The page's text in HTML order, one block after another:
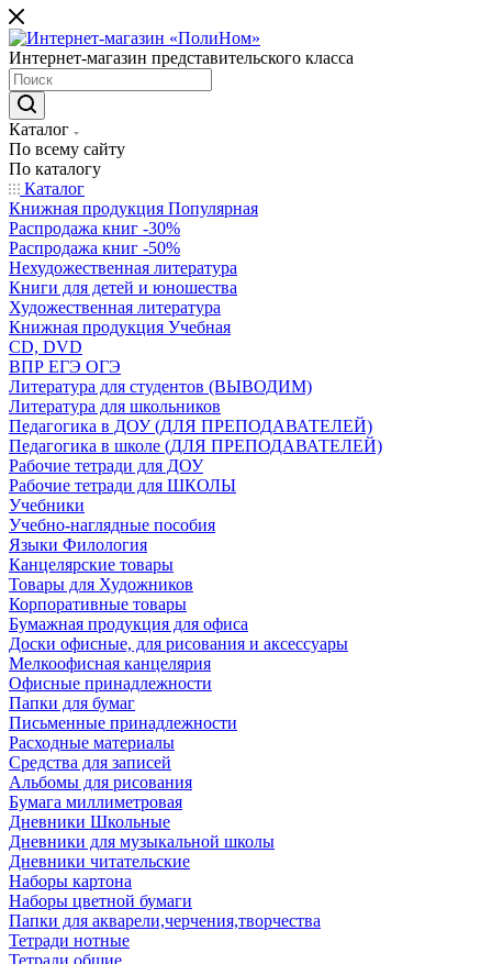
Интернет-магазин представительского класса
Каталог
По всему сайту
По каталогу
Каталог
Книжная продукция Популярная
Распродажа книг -30%
Распродажа книг -50%
Нехудожественная литература
Книги для детей и юношества
Художественная литература
Книжная продукция Учебная
CD, DVD
ВПР ЕГЭ ОГЭ
Литература для студентов (ВЫВОДИМ)
Литература для школьников
Педагогика в ДОУ (ДЛЯ ПРЕПОДАВАТЕЛЕЙ)
Педагогика в школе (ДЛЯ ПРЕПОДАВАТЕЛЕЙ)
Рабочие тетради для ДОУ
Рабочие тетради для ШКОЛЫ
Учебники
Учебно-наглядные пособия
Языки Филология
Канцелярские товары
Товары для Художников
Корпоративные товары
Бумажная продукция для офиса
Доски офисные, для рисования и аксессуары
Мелкоофисная канцелярия
Офисные принадлежности
Папки для бумаг
Письменные принадлежности
Расходные материалы
Средства для записей
Альбомы для рисования
Бумага миллиметровая
Дневники Школьные
Дневники для музыкальной школы
Дневники читательские
Наборы картона
Наборы цветной бумаги
Папки для акварели,черчения,творчества
Тетради нотные
Тетради общие